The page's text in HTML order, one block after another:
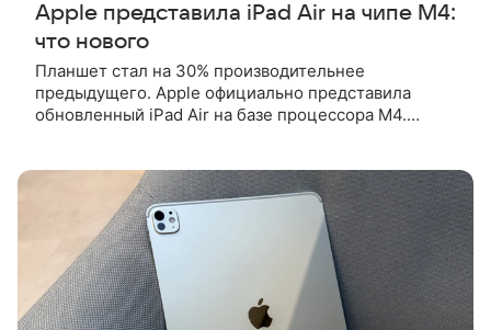
Apple представила iPad Air на чипе M4:
что нового
Планшет стал на 30% производительнее
предыдущего. Apple официально представила
обновленный iPad Air на базе процессора M4.